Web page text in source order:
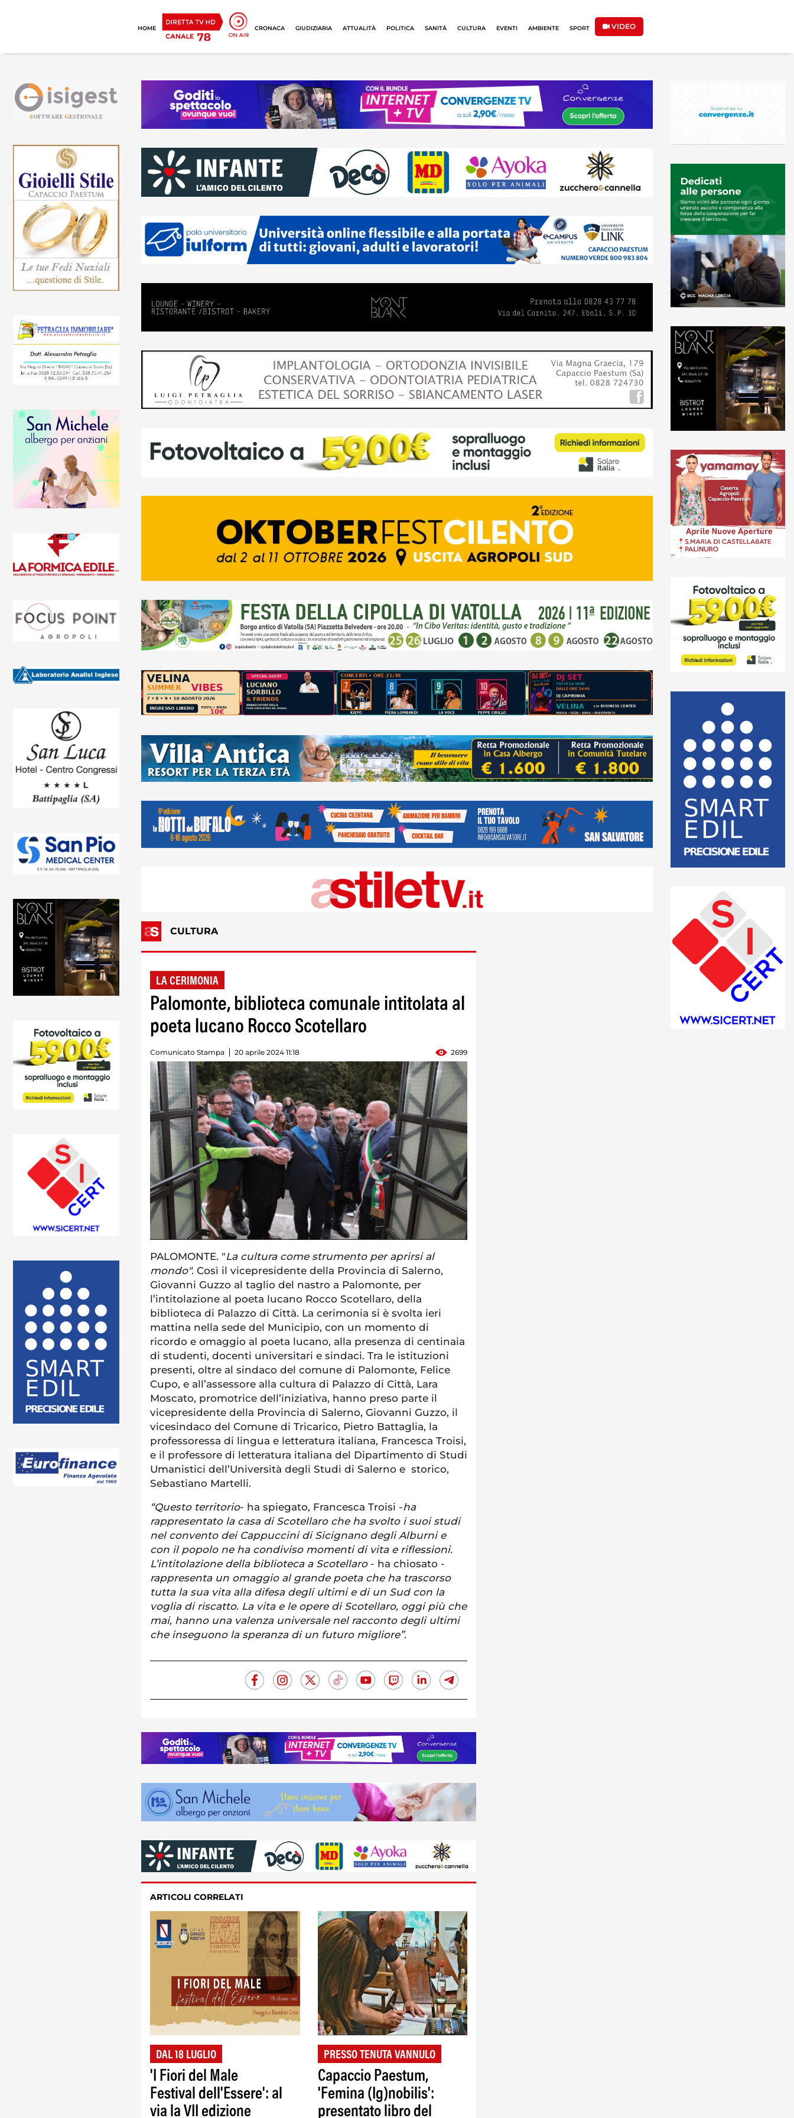
HOME CRONACA GIUDIZIARIA ATTUALITÀ POLITICA SANITÀ CULTURA EVENTI AMBIENTE SPORT VIDEO
CULTURA
LA CERIMONIA
Palomonte, biblioteca comunale intitolata al
poeta lucano Rocco Scotellaro
Comunicato Stampa 20 aprile 2024 11:18 2699
PALOMONTE. "La cultura come strumento per aprirsi al
mondo". Così il vicepresidente della Provincia di Salerno,
Giovanni Guzzo al taglio del nastro a Palomonte, per
l’intitolazione al poeta lucano Rocco Scotellaro, della
biblioteca di Palazzo di Città. La cerimonia si è svolta ieri
mattina nella sede del Municipio, con un momento di
ricordo e omaggio al poeta lucano, alla presenza di centinaia
di studenti, docenti universitari e sindaci. Tra le istituzioni
presenti, oltre al sindaco del comune di Palomonte, Felice
Cupo, e all’assessore alla cultura di Palazzo di Città, Lara
Moscato, promotrice dell’iniziativa, hanno preso parte il
vicepresidente della Provincia di Salerno, Giovanni Guzzo, il
vicesindaco del Comune di Tricarico, Pietro Battaglia, la
professoressa di lingua e letteratura italiana, Francesca Troisi,
e il professore di letteratura italiana del Dipartimento di Studi
Umanistici dell’Università degli Studi di Salerno e storico,
Sebastiano Martelli.
“Questo territorio- ha spiegato, Francesca Troisi -ha
rappresentato la casa di Scotellaro che ha svolto i suoi studi
nel convento dei Cappuccini di Sicignano degli Alburni e
con il popolo ne ha condiviso momenti di vita e riflessioni.
L’intitolazione della biblioteca a Scotellaro- ha chiosato -
rappresenta un omaggio al grande poeta che ha trascorso
tutta la sua vita alla difesa degli ultimi e di un Sud con la
voglia di riscatto. La vita e le opere di Scotellaro, oggi più che
mai, hanno una valenza universale nel racconto degli ultimi
che inseguono la speranza di un futuro migliore”.
ARTICOLI CORRELATI
DAL 18 LUGLIO
'I Fiori del Male
Festival dell'Essere': al
via la VII edizione
PRESSO TENUTA VANNULO
Capaccio Paestum,
'Femina (Ig)nobilis':
presentato libro del